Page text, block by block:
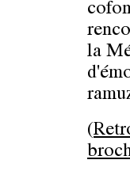
la
(